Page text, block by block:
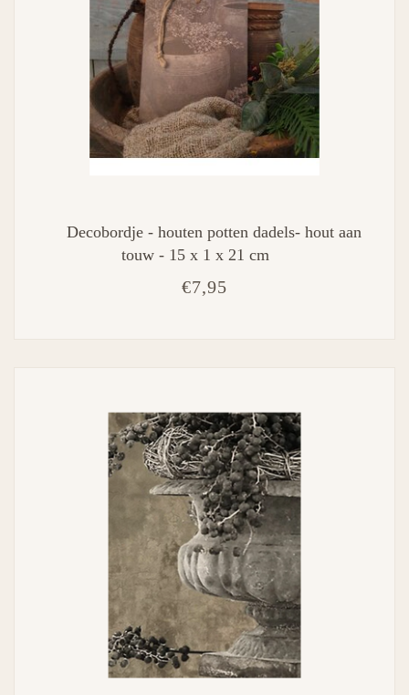
Decobordje - houten potten dadels- hout aan
touw - 15 x 1 x 21 cm
€7,95